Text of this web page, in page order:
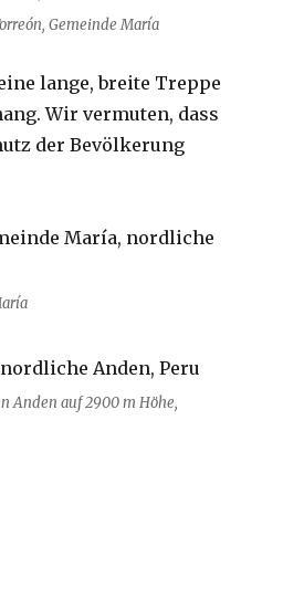
Gemeinde María
lange, breite Treppe
Wir vermuten, dass
der Bevölkerung
Anden auf 2900 m Höhe,